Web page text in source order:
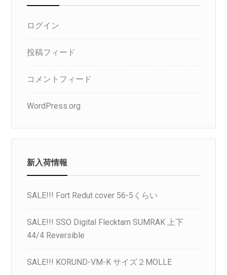
ログイン
投稿フィード
コメントフィード
WordPress.org
新入荷情報
SALE!!! Fort Redut cover 56-5くらい
SALE!!! SSO Digital Flecktarn SUMRAK 上下
44/4 Reversible
SALE!!! KORUND-VM-K サイズ２MOLLE